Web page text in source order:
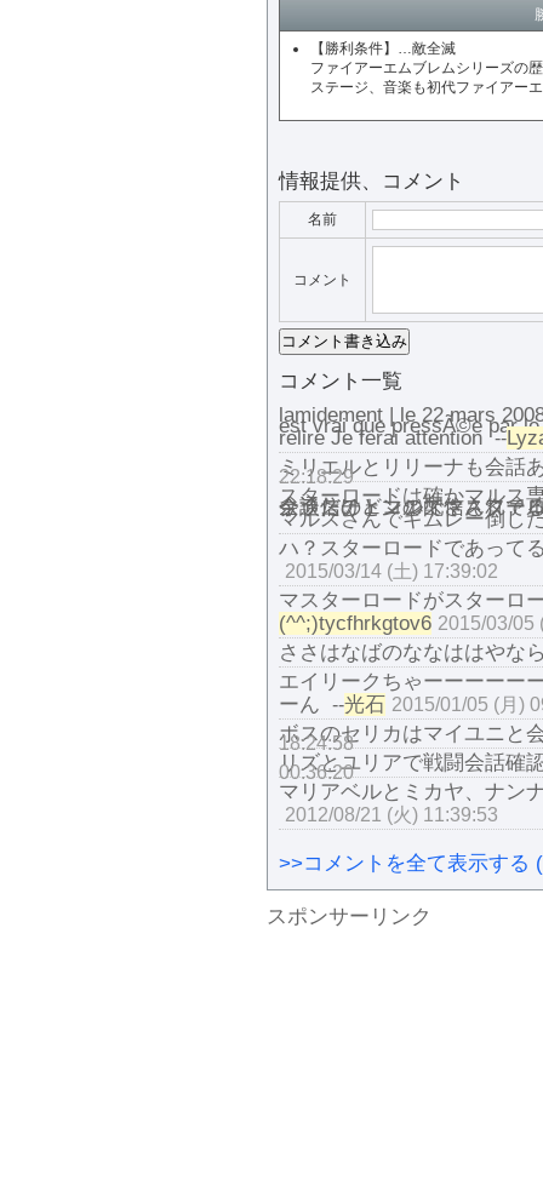
【勝利条件】…敵全滅
ファイアーエムブレムシリーズの
ステージ、音楽も初代ファイアー
情報提供、コメント
名前
コメント
コメント一覧
lamidement | le 22 mars
est vrai que pressÃ©e par
relire Je ferai attention --
ミリエルとリリーナも会話
22:18:29
スターロードは確かマルス
今通信のトコの配信されて
クラスチェンジでマスター
余談だけどマルスさんファ
マルスさんでギムレー倒し
ハ？スターロードであって
2015/03/14 (土) 17:39:02
マスターロードがスターロ
(^^;)tycfhrkgtov6 2015/03/05
ささはなばのななははやな
エイリークちゃーーーーー
ーん
--光石 2015/01/05 (月)
ボスのセリカはマイユニと
18:24:58
リズとユリアで戦闘会話確
00:36:20
マリアベルとミカヤ、ナン
2012/08/21 (火) 11:39:53
>>コメントを全て表示する
スポンサーリンク